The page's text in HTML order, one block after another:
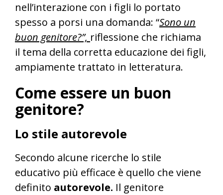
nell’interazione con i figli lo portato
spesso a porsi una domanda: “Sono un
buon genitore?”, riflessione che richiama
il tema della corretta educazione dei figli,
ampiamente trattato in letteratura.
Come essere un buon
genitore?
Lo stile autorevole
Secondo alcune ricerche lo stile
educativo più efficace è quello che viene
definito autorevole. Il genitore